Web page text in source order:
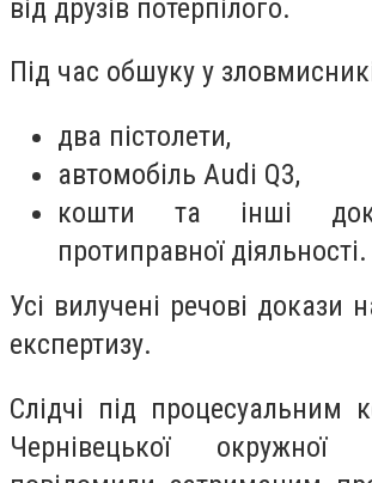
від друзів потерпілого.
Під час обшуку у
два пістолети,
автомобіль Audi Q3,
кошти та інші
протиправної діяльності.
Усі вилучені речові докази
експертизу.
Слідчі під процесуальним
Чернівецької окружної